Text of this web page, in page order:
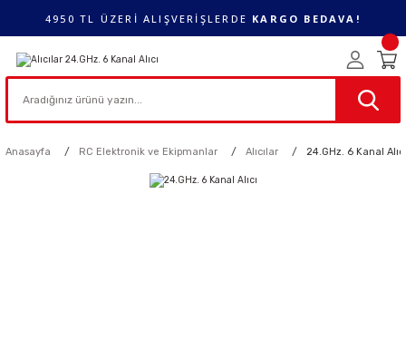
4950 TL ÜZERİ ALIŞVERİŞLERDE KARGO BEDAVA!
Anasayfa RC Elektronik ve Ekipmanlar Alıcılar 24.GHz. 6 Kanal Alıcı